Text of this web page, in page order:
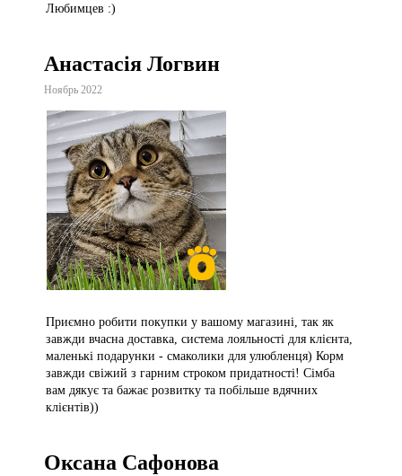
Любимцев :)
Анастасія Логвин
Ноябрь 2022
Приємно робити покупки у вашому магазині, так як
завжди вчасна доставка, система лояльності для клієнта,
маленькі подарунки - смаколики для улюбленця) Корм
завжди свіжий з гарним строком придатності! Сімба
вам дякує та бажає розвитку та побільше вдячних
клієнтів))
Оксана Сафонова